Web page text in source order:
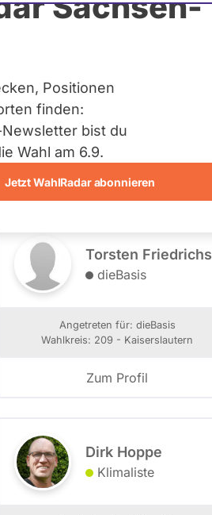
Positionen
finden:
bist du
Wahl am 6.9.
Jetzt WahlRadar abonnieren
Wahlliste
- Alle -
Torsten Friedrichs
dieBasis
Angetreten für: dieBasis
Wahlkreis: 209 - Kaiserslautern
Zum Profil
Dirk Hoppe
Klimaliste